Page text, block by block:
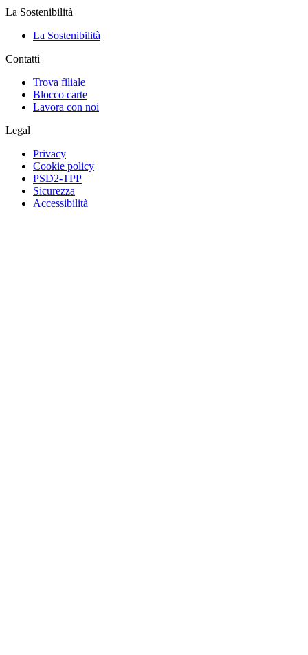
La Sostenibilità
La Sostenibilità
Contatti
Trova filiale
Blocco carte
Lavora con noi
Legal
Privacy
Cookie policy
PSD2-TPP
Sicurezza
Accessibilità